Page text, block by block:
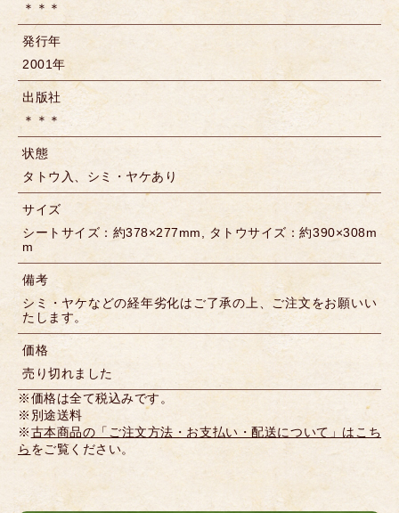
＊＊＊
発行年
2001年
出版社
＊＊＊
状態
タトウ入、シミ・ヤケあり
サイズ
シートサイズ：約378×277mm, タトウサイズ：約390×308m
m
備考
シミ・ヤケなどの経年劣化はご了承の上、ご注文をお願いい
たします。
価格
売り切れました
※価格は全て税込みです。
※別途送料
※古本商品の「ご注文方法・お支払い・配送について」はこち
ら をご覧ください。